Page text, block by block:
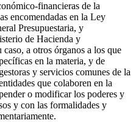
financieras de la
encomendadas en la Ley
Presupuestaria, y
de Hacienda y
a otros órganos a los que
en la materia, y de
y servicios comunes de la
que colaboren en la
o modificar los poderes y
y con las formalidades y